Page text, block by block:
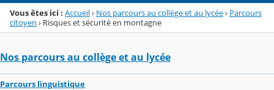
Vous êtes ici : Accueil› Nos parcours au collège et au lycée› Parcours
citoyen › Risques et sécurité en montagne
Nos parcours au collège et au lycée
Parcours linguistique